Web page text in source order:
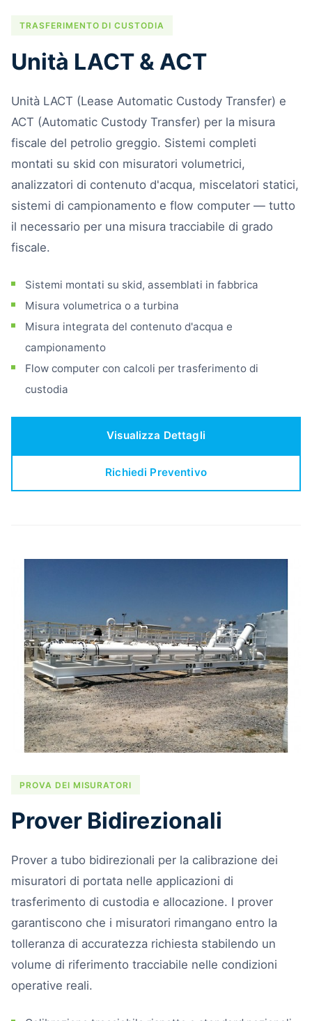
TRASFERIMENTO DI CUSTODIA
Unità LACT & ACT
Unità LACT (Lease Automatic Custody Transfer) e
ACT (Automatic Custody Transfer) per la misura
fiscale del petrolio greggio. Sistemi completi
montati su skid con misuratori volumetrici,
analizzatori di contenuto d'acqua, miscelatori statici,
sistemi di campionamento e flow computer — tutto
il necessario per una misura tracciabile di grado
fiscale.
Sistemi montati su skid, assemblati in fabbrica
Misura volumetrica o a turbina
Misura integrata del contenuto d'acqua e
campionamento
Flow computer con calcoli per trasferimento di
custodia
Visualizza Dettagli
Richiedi Preventivo
PROVA DEI MISURATORI
Prover Bidirezionali
Prover a tubo bidirezionali per la calibrazione dei
misuratori di portata nelle applicazioni di
trasferimento di custodia e allocazione. I prover
garantiscono che i misuratori rimangano entro la
tolleranza di accuratezza richiesta stabilendo un
volume di riferimento tracciabile nelle condizioni
operative reali.